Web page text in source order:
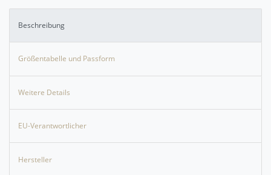
Beschreibung
Größentabelle und Passform
Weitere Details
EU-Verantwortlicher
Hersteller